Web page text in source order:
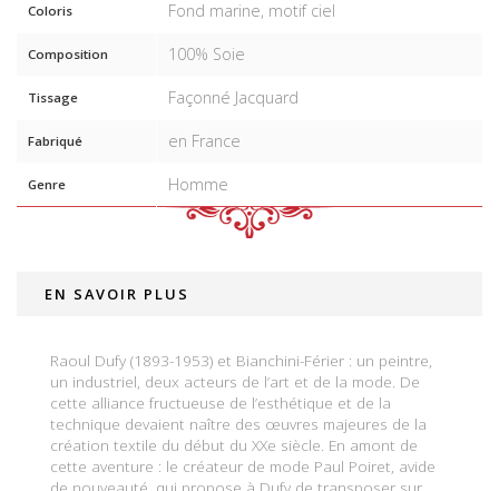
Coloris Fond marine, motif ciel
Composition 100% Soie
Tissage Façonné Jacquard
Fabriqué en France
Genre Homme
EN SAVOIR PLUS
Raoul Dufy (1893-1953) et Bianchini-Férier : un peintre,
un industriel, deux acteurs de l’art et de la mode. De
cette alliance fructueuse de l’esthétique et de la
technique devaient naître des œuvres majeures de la
création textile du début du XXe siècle. En amont de
cette aventure : le créateur de mode Paul Poiret, avide